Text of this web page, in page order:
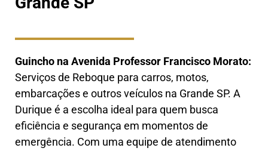
Guincho na Avenida Professor Francisco Morato:
Serviços de Reboque para carros, motos,
embarcações e outros veículos na Grande SP. A
Durique é a escolha ideal para quem busca
eficiência e segurança em momentos de
emergência. Com uma equipe de atendimento